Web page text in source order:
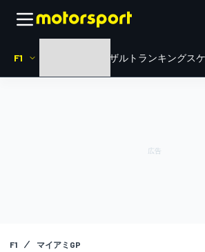
F1 リザルト ランキングス
F1 マイアミGP